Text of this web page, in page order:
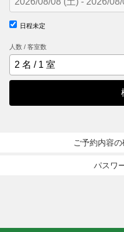
日程未定
人数 / 客室数
ご予約内容
パスワ